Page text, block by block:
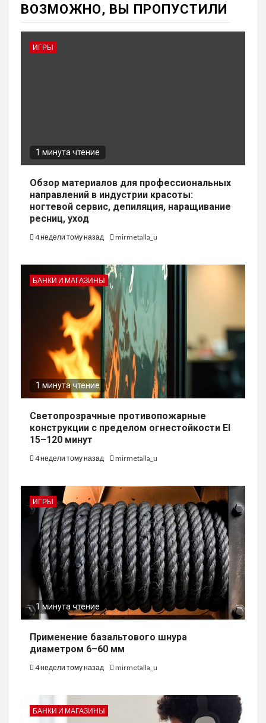
ВОЗМОЖНО, ВЫ ПРОПУСТИЛИ
ИГРЫ
1 минута чтение
Обзор материалов для профессиональных
направлений в индустрии красоты:
ногтевой сервис, депиляция, наращивание
ресниц, уход
4 недели тому назад mirmetalla_u
БАНКИ И МАГАЗИНЫ
1 минута чтение
Светопрозрачные противопожарные
конструкции с пределом огнестойкости EI
15–120 минут
4 недели тому назад mirmetalla_u
ИГРЫ
1 минута чтение
Применение базальтового шнура
диаметром 6–60 мм
4 недели тому назад mirmetalla_u
БАНКИ И МАГАЗИНЫ